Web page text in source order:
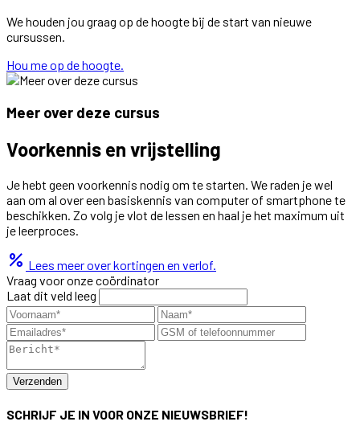
We houden jou graag op de hoogte bij de start van nieuwe
cursussen.
Hou me op de hoogte.
Meer over deze cursus
Voorkennis en vrijstelling
Je hebt geen voorkennis nodig om te starten. We raden je wel
aan om al over een basiskennis van computer of smartphone te
beschikken. Zo volg je vlot de lessen en haal je het maximum uit
je leerproces.
percent Lees meer over kortingen en verlof.
Vraag voor onze coördinator
Laat dit veld leeg
Verzenden
SCHRIJF JE IN VOOR ONZE NIEUWSBRIEF!